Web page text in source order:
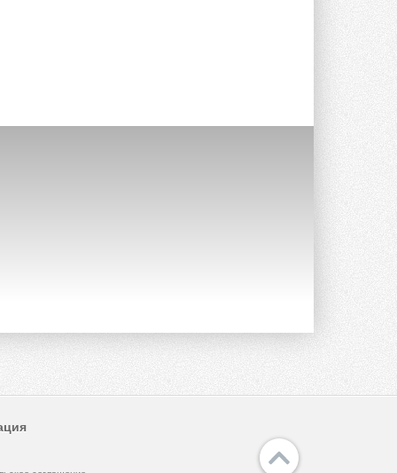
центров
партнёром NVIDIA по системам ...
28 ИЮЛЯ 2026
обязательным для новостроек